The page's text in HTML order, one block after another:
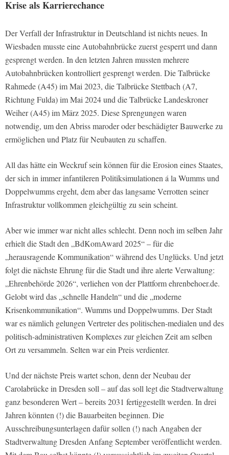
Krise als Karrierechance
Der Verfall der Infrastruktur in Deutschland ist nichts neues. In
Wiesbaden musste eine Autobahnbrücke zuerst gesperrt und dann
gesprengt werden. In den letzten Jahren mussten mehrere
Autobahnbrücken kontrolliert gesprengt werden. Die Talbrücke
Rahmede (A45) im Mai 2023, die Talbrücke Stettbach (A7,
Richtung Fulda) im Mai 2024 und die Talbrücke Landeskroner
Weiher (A45) im März 2025. Diese Sprengungen waren
notwendig, um den Abriss maroder oder beschädigter Bauwerke zu
ermöglichen und Platz für Neubauten zu schaffen.
All das hätte ein Weckruf sein können für die Erosion eines Staates,
der sich in immer infantileren Politiksimulationen á la Wumms und
Doppelwumms ergeht, dem aber das langsame Verrotten seiner
Infrastruktur vollkommen gleichgültig zu sein scheint.
Aber wie immer war nicht alles schlecht. Denn noch im selben Jahr
erhielt die Stadt den „BdKomAward 2025“ – für die
„herausragende Kommunikation“ während des Unglücks. Und jetzt
folgt die nächste Ehrung für die Stadt und ihre alerte Verwaltung:
„Ehrenbehörde 2026“, verliehen von der Plattform ehrenbehoer.de.
Gelobt wird das „schnelle Handeln“ und die „moderne
Krisenkommunikation“. Wumms und Doppelwumms. Der Stadt
war es nämlich gelungen Vertreter des politischen-medialen und des
politisch-administrativen Komplexes zur gleichen Zeit am selben
Ort zu versammeln. Selten war ein Preis verdienter.
Und der nächste Preis wartet schon, denn der Neubau der
Carolabrücke in Dresden soll – auf das soll legt die Stadtverwaltung
ganz besonderen Wert – bereits 2031 fertiggestellt werden. In drei
Jahren könnten (!) die Bauarbeiten beginnen. Die
Ausschreibungsunterlagen dafür sollen (!) nach Angaben der
Stadtverwaltung Dresden Anfang September veröffentlicht werden.